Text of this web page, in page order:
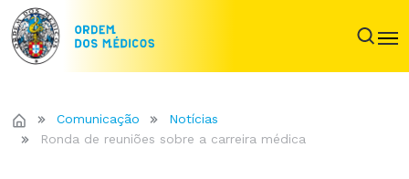
Comunicação
Notícias
Ronda de reuniões sobre a carreira médica